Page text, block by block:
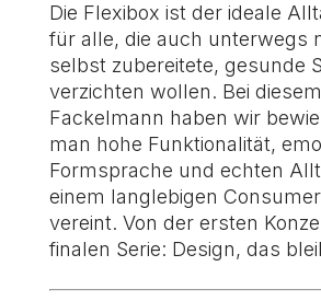
Die Flexibox ist der ideale
für alle, die auch unterwegs
selbst zubereitete, gesunde
verzichten wollen. Bei
Fackelmann haben wir
man hohe Funktionalität,
Formsprache und echten
einem langlebigen
vereint. Von der ersten
finalen Serie: Design, das